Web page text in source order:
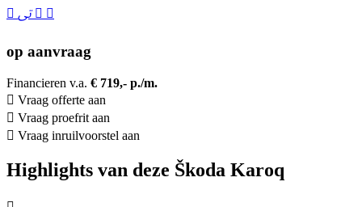
op aanvraag
Financieren v.a. € 719,- p./m.
Vraag offerte aan
Vraag proefrit aan
Vraag inruilvoorstel aan
Highlights van deze Škoda Karoq